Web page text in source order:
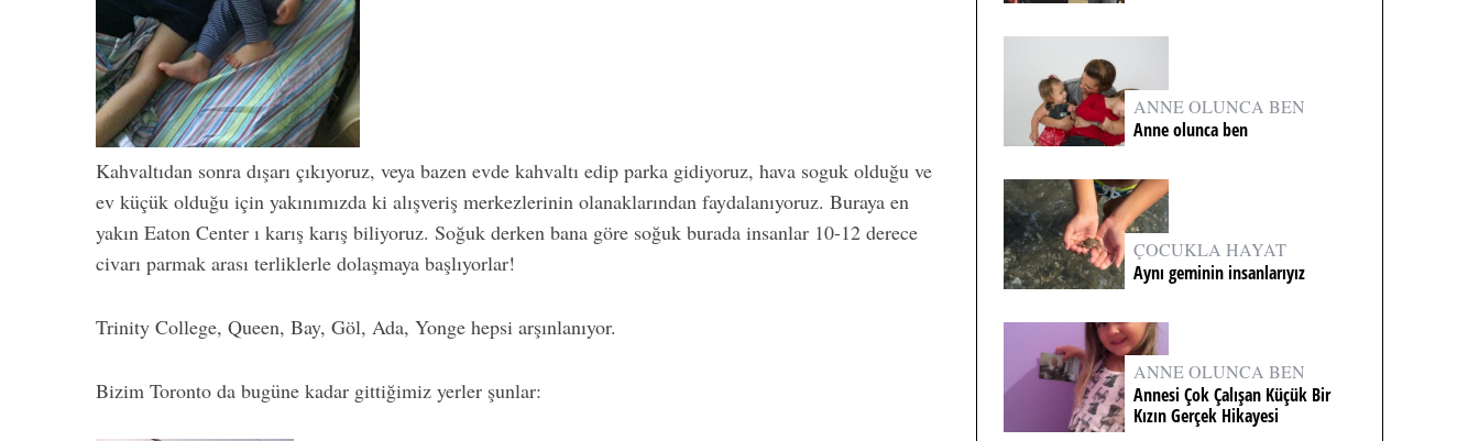
Kahvaltıdan sonra dışarı çıkıyoruz, veya bazen evde kahvaltı edip parka gidiyoruz, hava soguk olduğu ve
ev küçük olduğu için yakınımızda ki alışveriş merkezlerinin olanaklarından faydalanıyoruz. Buraya en
yakın Eaton Center ı karış karış biliyoruz. Soğuk derken bana göre soğuk burada insanlar 10-12 derece
civarı parmak arası terliklerle dolaşmaya başlıyorlar!
Trinity College, Queen, Bay, Göl, Ada, Yonge hepsi arşınlanıyor.
Bizim Toronto da bugüne kadar gittiğimiz yerler şunlar:
ANNE OLUNCA BEN
Anne olunca ben
ÇOCUKLA HAYAT
Aynı geminin insanlarıyız
ANNE OLUNCA BEN
Annesi Çok Çalışan Küçük Bir
Kızın Gerçek Hikayesi